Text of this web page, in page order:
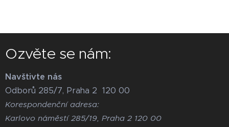
Ozvěte se nám:
Navštivte nás
Odborů 285/7, Praha 2 120 00
Korespondenční adresa:
Karlovo náměstí 285/19, Praha 2 120 00